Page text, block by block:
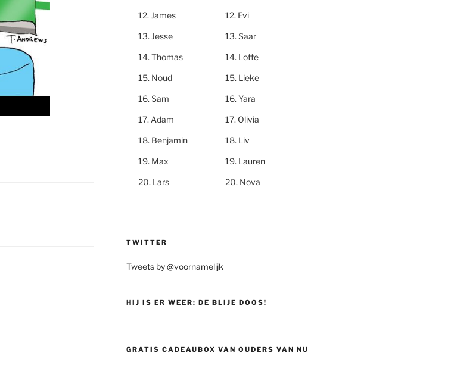
James
Jesse
Thomas
Noud
Sam
Adam
Benjamin
Max
Lars
Evi
Saar
Lotte
Lieke
Yara
Olivia
Liv
Lauren
Nova
TWITTER
Tweets by @voornamelijk
HIJ IS ER WEER: DE BLIJE DOOS!
GRATIS CADEAUBOX VAN OUDERS VAN NU